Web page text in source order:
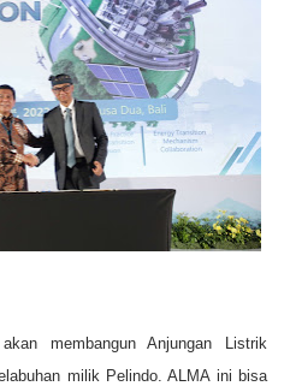
membangun Anjungan Listrik
milik Pelindo. ALMA ini bisa